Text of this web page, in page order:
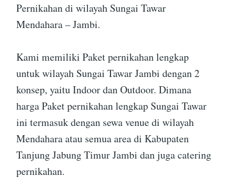
Pernikahan di wilayah Sungai Tawar
Mendahara – Jambi.
Kami memiliki Paket pernikahan lengkap
untuk wilayah Sungai Tawar Jambi dengan 2
konsep, yaitu Indoor dan Outdoor. Dimana
harga Paket pernikahan lengkap Sungai Tawar
ini termasuk dengan sewa venue di wilayah
Mendahara atau semua area di Kabupaten
Tanjung Jabung Timur Jambi dan juga catering
pernikahan.